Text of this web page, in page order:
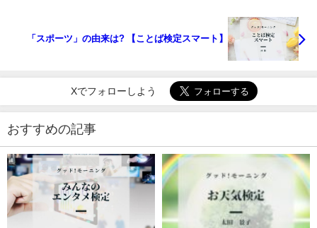
「スポーツ」の由来は? 【ことば検定スマート】
Xでフォローしよう
おすすめの記事